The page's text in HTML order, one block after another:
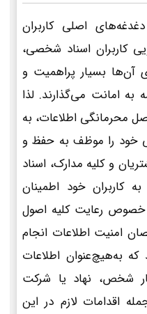
اصلی کاربران
کاربران اسناد شخصی،
آن‌ها بسیار پراهمیت و
امانت می‌گذارند. لذا
محرمانگی اطلاعات، به
خود را موظف به حفظ و
و کلیه مدارک، اسناد
کاربران خود اطمینان
خصوص رعایت کلیه اصول
امنیت اطلاعات انجام
به‌هیچ‌عنوان اطلاعات
شخص، نهاد یا شرکت
اقدامات لازم در این